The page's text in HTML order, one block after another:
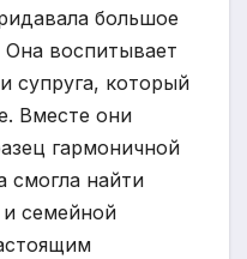
большое
воспитывает
супруга, который
Вместе они
гармоничной
смогла найти
семейной